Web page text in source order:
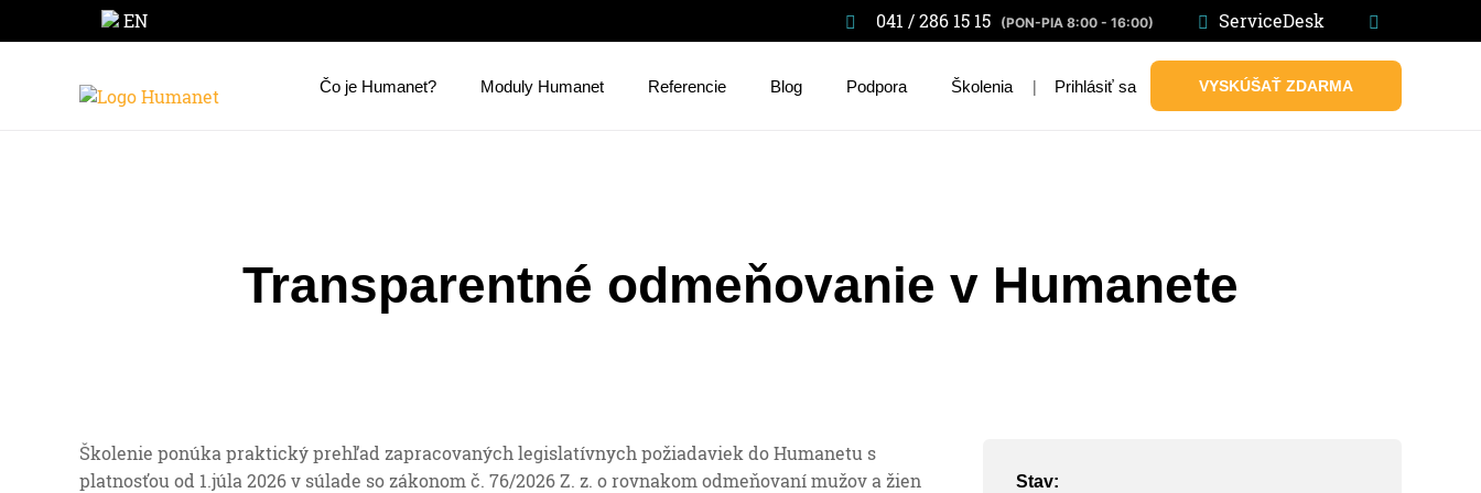
EN 041 / 286 15 15 (PON-PIA 8:00 - 16:00) ServiceDesk
Čo je Humanet? Moduly Humanet Referencie Blog Podpora Školenia | Prihlásiť sa VYSKÚŠAŤ ZDARMA
Transparentné odmeňovanie v Humanete
Školenie ponúka praktický prehľad zapracovaných legislatívnych požiadaviek do Humanetu s
platnosťou od 1.júla 2026 v súlade so zákonom č. 76/2026 Z. z. o rovnakom odmeňovaní mužov a žien
Stav: